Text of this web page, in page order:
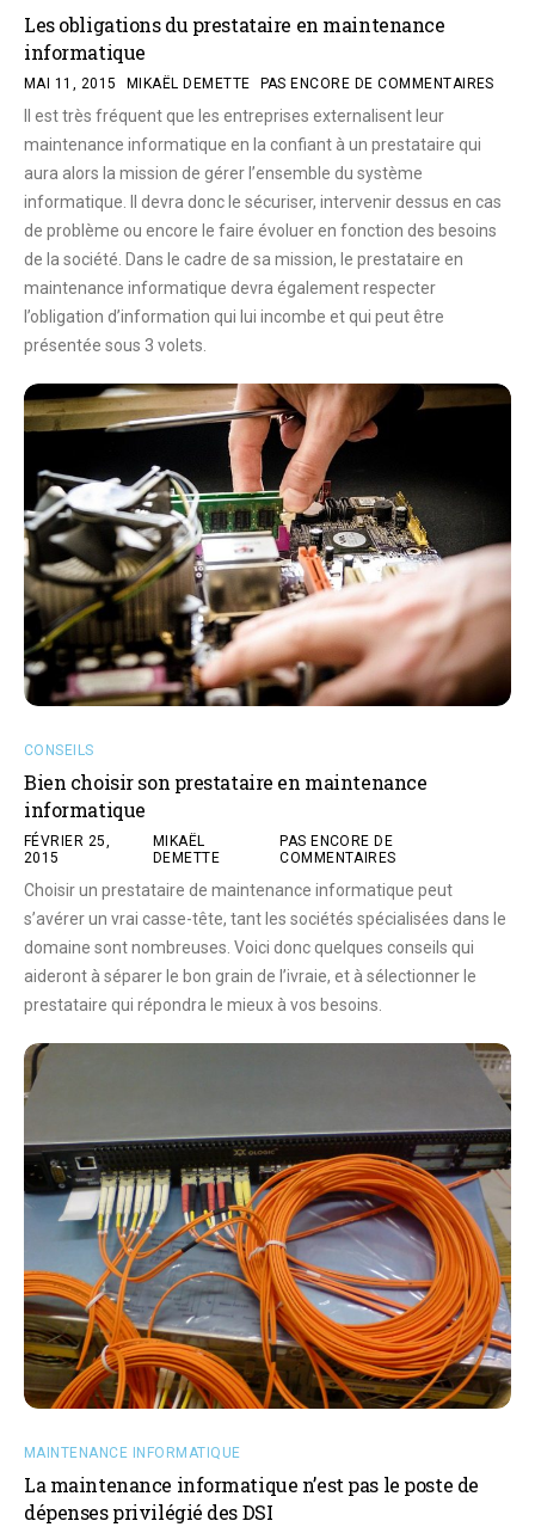
Les obligations du prestataire en maintenance
informatique
MAI 11, 2015 MIKAËL DEMETTE PAS ENCORE DE COMMENTAIRES
Il est très fréquent que les entreprises externalisent leur
maintenance informatique en la confiant à un prestataire qui
aura alors la mission de gérer l’ensemble du système
informatique. Il devra donc le sécuriser, intervenir dessus en cas
de problème ou encore le faire évoluer en fonction des besoins
de la société. Dans le cadre de sa mission, le prestataire en
maintenance informatique devra également respecter
l’obligation d’information qui lui incombe et qui peut être
présentée sous 3 volets.
CONSEILS
Bien choisir son prestataire en maintenance
informatique
FÉVRIER 25,
2015
MIKAËL
DEMETTE
PAS ENCORE DE
COMMENTAIRES
Choisir un prestataire de maintenance informatique peut
s’avérer un vrai casse-tête, tant les sociétés spécialisées dans le
domaine sont nombreuses. Voici donc quelques conseils qui
aideront à séparer le bon grain de l’ivraie, et à sélectionner le
prestataire qui répondra le mieux à vos besoins.
MAINTENANCE INFORMATIQUE
La maintenance informatique n’est pas le poste de
dépenses privilégié des DSI